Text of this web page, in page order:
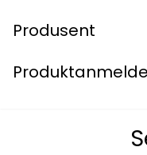
Produsent